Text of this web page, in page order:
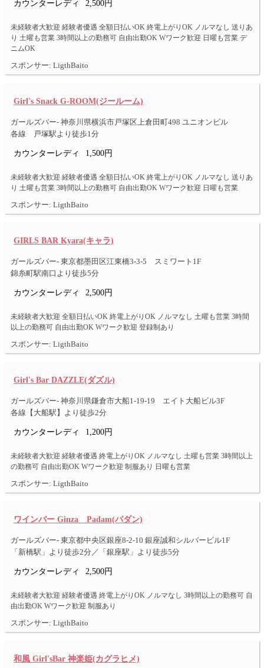
カウンターレディ 2,500円
未経験者大歓迎 経験者優遇 全額日払いOK 終電上がりOK ノルマなし 送りあ
り 土曜も営業 3時間以上の勤務可 自由出勤OK Wワーク歓迎 日曜も営業 デ
ニムOK
スポンサー: LigthBaito
Girl's Snack G-ROOM(ジールーム)
ガールズバー- 神奈川県横浜市戸塚区上倉田町498 ユニオンビル
各線 戸塚駅より徒歩1分
カウンターレディ 1,500円
未経験者大歓迎 経験者優遇 全額日払いOK 終電上がりOK ノルマなし 送りあ
り 土曜も営業 3時間以上の勤務可 自由出勤OK Wワーク歓迎 日曜も営業
スポンサー: LigthBaito
GIRLS BAR Kyara(キャラ)
ガールズバー- 東京都墨田区江東橋3-3-5 スミワート1F
錦糸町駅南口より徒歩5分
カウンターレディ 2,500円
未経験者大歓迎 全額日払いOK 終電上がりOK ノルマなし 土曜も営業 3時間
以上の勤務可 自由出勤OK Wワーク歓迎 登録制あり
スポンサー: LigthBaito
Girl's Bar DAZZLE(ダズル)
ガールズバー- 神奈川県鎌倉市大船1-19-19 エイト大船ビル3F
各線【大船駅】より徒歩2分
カウンターレディ 1,200円
未経験者大歓迎 経験者優遇 終電上がりOK ノルマなし 土曜も営業 3時間以上
の勤務可 自由出勤OK Wワーク歓迎 制服あり 日曜も営業
スポンサー: LigthBaito
ワインバー Ginza Padam(パダン)
ガールズバー- 東京都中央区銀座8-2-10 銀座誠和シルバービル1F
「新橋駅」より徒歩2分／「銀座駅」より徒歩5分
カウンターレディ 2,500円
未経験者大歓迎 経験者優遇 終電上がりOK ノルマなし 3時間以上の勤務可 自
由出勤OK Wワーク歓迎 制服あり
スポンサー: LigthBaito
和風 Girl'sBar 神楽姫(カグラヒメ)